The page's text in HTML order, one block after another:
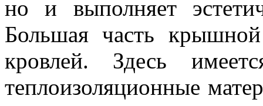
но и выполняет
Большая часть
кровлей. Здесь
теплоизоляционные